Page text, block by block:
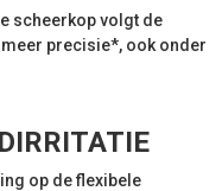
scheerkop volgt de
precisie*, ook onder
op de flexibele